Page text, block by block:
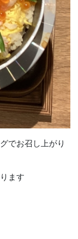
でお召し上がり
ます